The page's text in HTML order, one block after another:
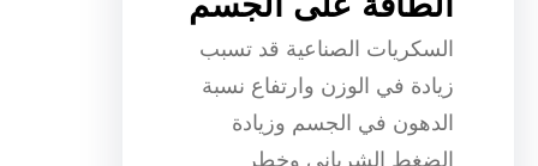
السكريات الصناعية قد تسبب
زيادة في الوزن وارتفاع نسبة
الدهون في الجسم وزيادة
الضغط الشرياني وخطر